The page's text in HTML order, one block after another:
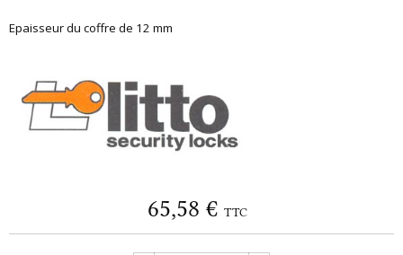
Epaisseur du coffre de 12 mm
65,58 € TTC